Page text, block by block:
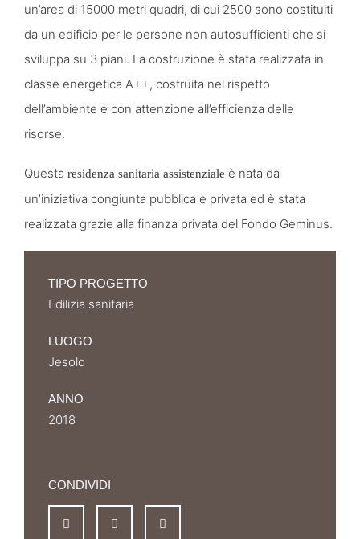
un’area di 15000 metri quadri, di cui 2500 sono costituiti
da un edificio per le persone non autosufficienti che si
sviluppa su 3 piani. La costruzione è stata realizzata in
classe energetica A++, costruita nel rispetto
dell’ambiente e con attenzione all’efficienza delle
risorse.
Questa residenza sanitaria assistenziale è nata da
un’iniziativa congiunta pubblica e privata ed è stata
realizzata grazie alla finanza privata del Fondo Geminus.
TIPO PROGETTO
Edilizia sanitaria
LUOGO
Jesolo
ANNO
2018
CONDIVIDI